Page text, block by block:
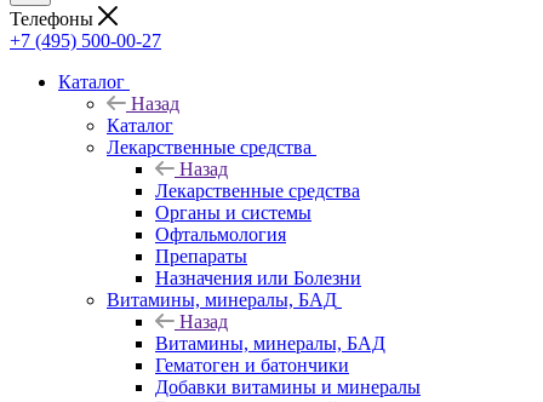
Телефоны
+7 (495) 500-00-27
Каталог
Назад
Каталог
Лекарственные средства
Назад
Лекарственные средства
Органы и системы
Офтальмология
Препараты
Назначения или Болезни
Витамины, минералы, БАД
Назад
Витамины, минералы, БАД
Гематоген и батончики
Добавки витамины и минералы